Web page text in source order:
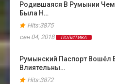
Родившаяся В Румынии
Была Н…
Hits:3875
сен 04, 2018
ПОЛИТИКА
Румынский Паспорт Вошёл
Влиятельны…
Hits:3872